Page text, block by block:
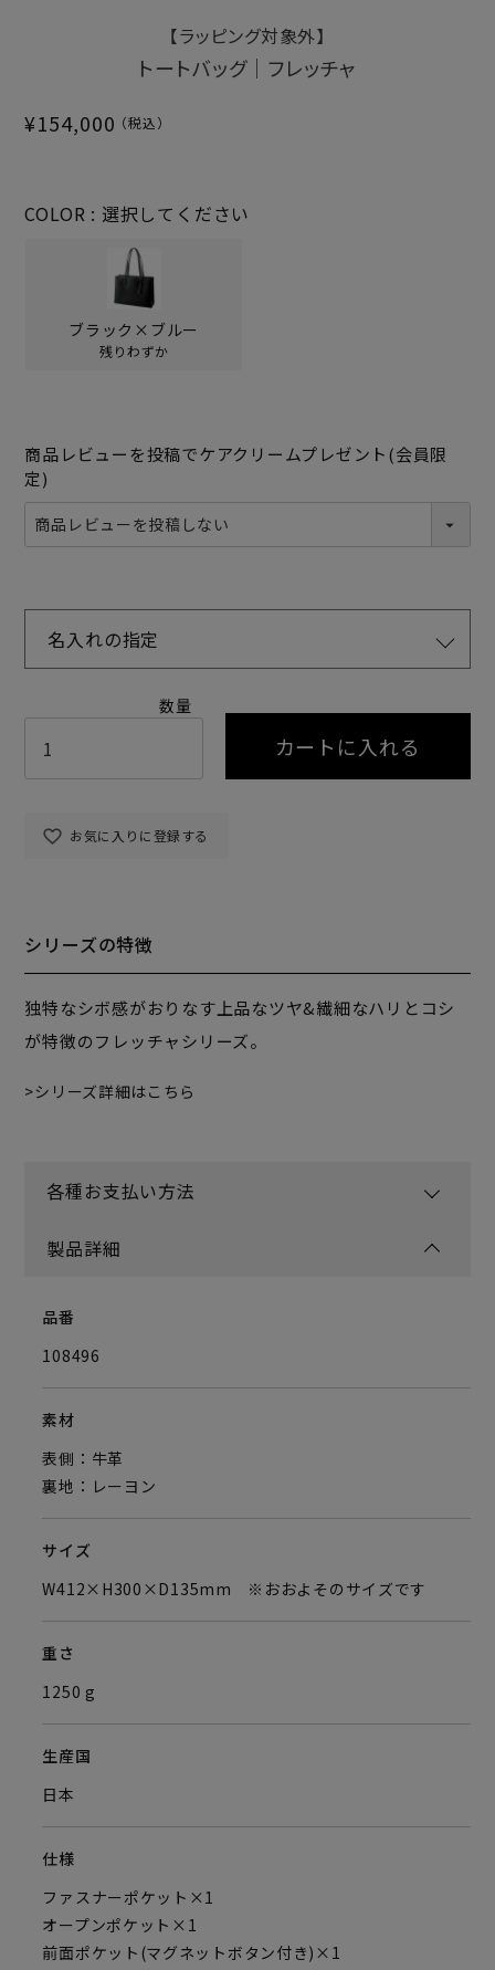
【ラッピング対象外】
トートバッグ｜フレッチャ
¥154,000
COLOR 選択してください
ブラック×ブルー
残りわずか
お気に入りに登録する
カートに入れる
商品レビューを投稿でケアクリームプレゼント(会員限
定)
名入れの指定
シリーズの特徴
独特なシボ感がおりなす上品なツヤ&繊細なハリとコシ
が特徴のフレッチャシリーズ。
シリーズ詳細はこちら
各種お支払い方法
製品詳細
品番
108496
素材
表側：牛革
裏地：レーヨン
サイズ
W412×H300×D135mm ※おおよそのサイズです
重さ
1250 g
生産国
日本
仕様
ファスナーポケット×1
オープンポケット×1
前面ポケット(マグネットボタン付き)×1